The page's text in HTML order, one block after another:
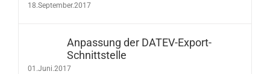
18.September.2017
Anpassung der DATEV-Export-
Schnittstelle
01.Juni.2017